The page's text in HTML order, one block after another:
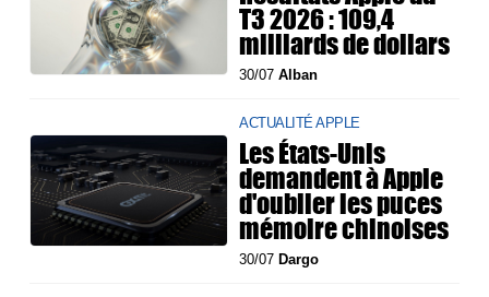
T3 2026 : 109,4
milliards de dollars
30/07Alban
ACTUALITÉ APPLE
Les États-Unis
demandent à Apple
d'oublier les puces
mémoire chinoises
30/07 Dargo